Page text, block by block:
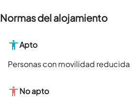
Normas del alojamiento
Apto
Personas con movilidad reducida
No apto